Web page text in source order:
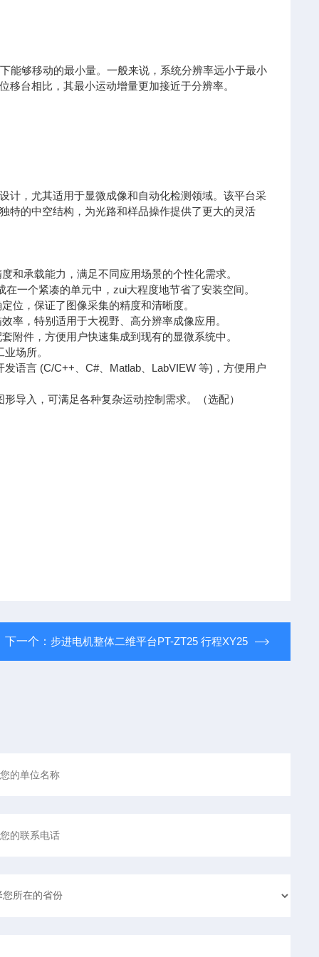
能够移动的最小量。一般来说，系统分辨率远小于最小
台相比，其最小运动增量更加接近于分辨率。
计，尤其适用于显微成像和自动化检测领域。该平台采
特的中空结构，为光路和样品操作提供了更大的灵活
和承载能力，满足不同应用场景的个性化需求。
一个紧凑的单元中，zui大程度地节省了安装空间。
位，保证了图像采集的精度和清晰度。
率，特别适用于大视野、高分辨率成像应用。
附件，方便用户快速集成到现有的显微系统中。
场所。
语言 (C/C++、C#、Matlab、LabVIEW 等)，方便用户
导入，可满足各种复杂运动控制需求。（选配）
下一个： 步进电机整体二维平台PT-ZT25 行程XY25